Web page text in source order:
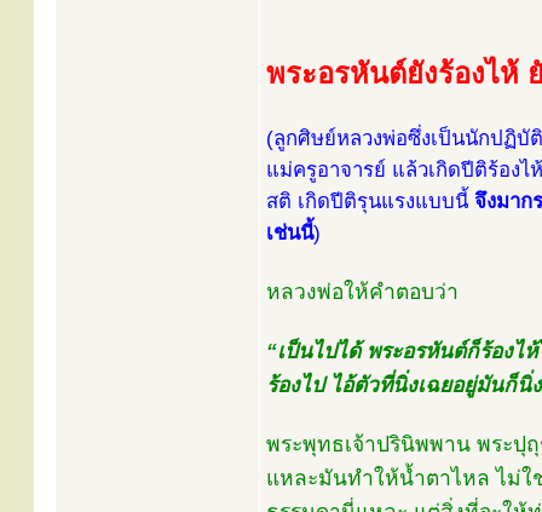
พระอรหันต์ยังร้องไห้
(ลูกศิษย์หลวงพ่อซึ่งเป็นนักปฏิบั
แม่ครูอาจารย์ แล้วเกิดปีติร้อง
สติ เกิดปีติรุนแรงแบบนี้ จึงมาก
เช่นนี้)
หลวงพ่อให้คำตอบว่า
“เป็นไปได้ พระอรหันต์ก็ร้องไ
ร้องไป ไอ้ตัวที่นิ่งเฉยอยู่มันก็
พระพุทธเจ้าปรินิพพาน พระปุถุ
แหละมันทำให้น้ำตาไหล ไม่ใ